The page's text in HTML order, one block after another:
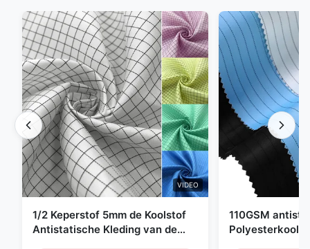
VIDEO
1/2 Keperstof 5mm de Koolstof
Antistatische Kleding van de
110GSM